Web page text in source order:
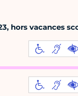
hors vacances